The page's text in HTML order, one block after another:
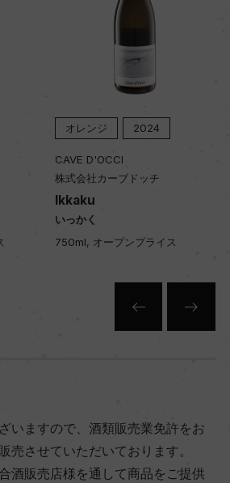
赤 2024
CAVE D'OCCI
株式会社カーブドッチ
Pinot Noir
ピノ・ノワール
750ml, オープンプライス
いますので、酒類販売業免許をお
売させていただいております。
酒販売店様を通して商品をご提供